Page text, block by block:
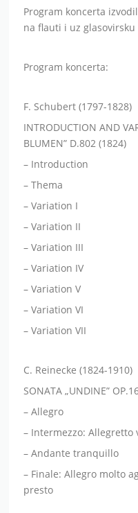
Program koncerta
na flauti i uz
Program koncerta:
F. Schubert (1797-1828)
INTRODUCTION AND
BLUMEN” D.802 (1824)
– Introduction
– Thema
– Variation I
– Variation II
– Variation III
– Variation IV
– Variation V
– Variation VI
– Variation VII
C. Reinecke (1824-1910)
SONATA „UNDINE”
– Allegro
– Intermezzo: Allegretto
– Andante tranquillo
– Finale: Allegro molto
presto